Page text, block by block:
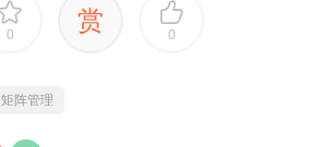
0 赏 0
矩阵管理